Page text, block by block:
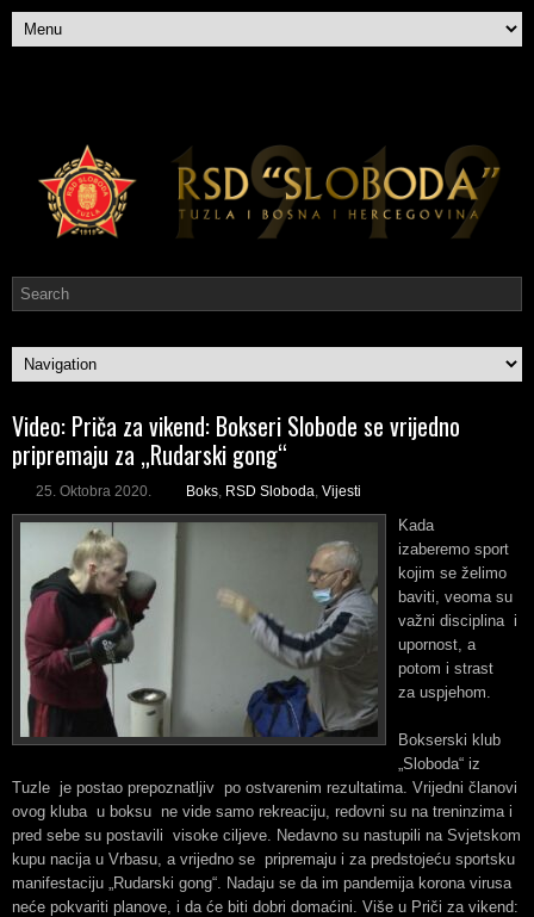
Video: Priča za vikend: Bokseri Slobode se vrijedno
pripremaju za „Rudarski gong“
25. Oktobra 2020. Boks RSD Sloboda Vijesti
Kada
izaberemo sport
kojim se želimo
baviti, veoma su
važni disciplina i
upornost, a
potom i strast
za uspjehom.
Bokserski klub
„Sloboda“ iz
Tuzle je postao prepoznatljiv po ostvarenim rezultatima. Vrijedni članovi
ovog kluba u boksu ne vide samo rekreaciju, redovni su na treninzima i
pred sebe su postavili visoke ciljeve. Nedavno su nastupili na Svjetskom
kupu nacija u Vrbasu, a vrijedno se pripremaju i za predstojeću sportsku
manifestaciju „Rudarski gong“. Nadaju se da im pandemija korona virusa
neće pokvariti planove, i da će biti dobri domaćini. Više u Priči za vikend: